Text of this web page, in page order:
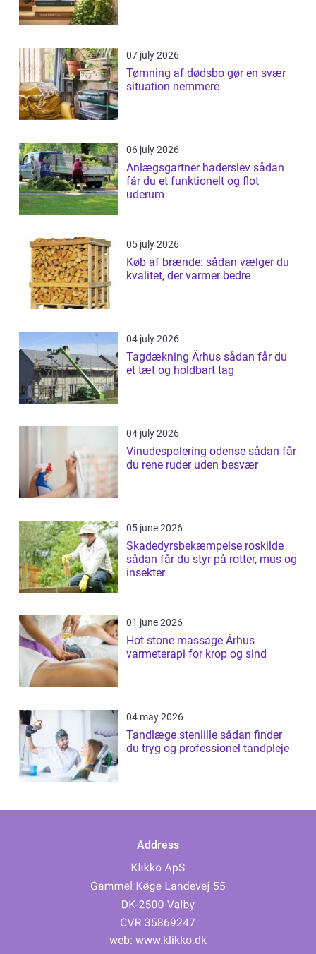
07 july 2026
Tømning af dødsbo gør en svær
situation nemmere
06 july 2026
Anlægsgartner haderslev sådan
får du et funktionelt og flot
uderum
05 july 2026
Køb af brænde: sådan vælger du
kvalitet, der varmer bedre
04 july 2026
Tagdækning Århus sådan får du
et tæt og holdbart tag
04 july 2026
Vinudespolering odense sådan får
du rene ruder uden besvær
05 june 2026
Skadedyrsbekæmpelse roskilde
sådan får du styr på rotter, mus og
insekter
01 june 2026
Hot stone massage Århus
varmeterapi for krop og sind
04 may 2026
Tandlæge stenlille sådan finder
du tryg og professionel tandpleje
Address
web: www.klikko.dk